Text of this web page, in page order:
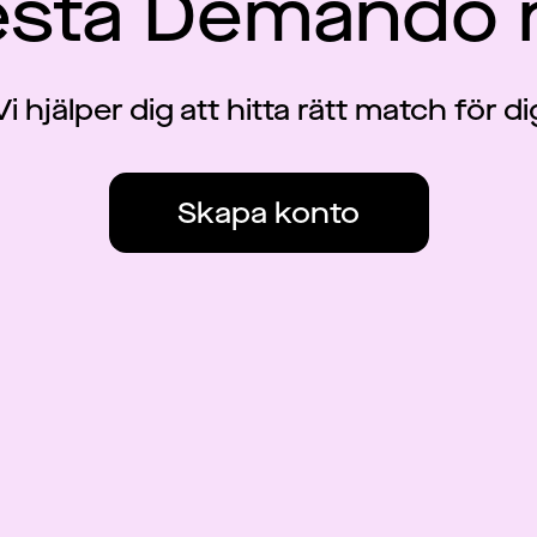
hjälper dig att hitta rätt match för
Skapa konto